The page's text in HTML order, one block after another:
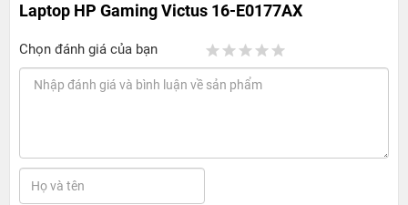
Laptop HP Gaming Victus 16-E0177AX
Chọn đánh giá của bạn